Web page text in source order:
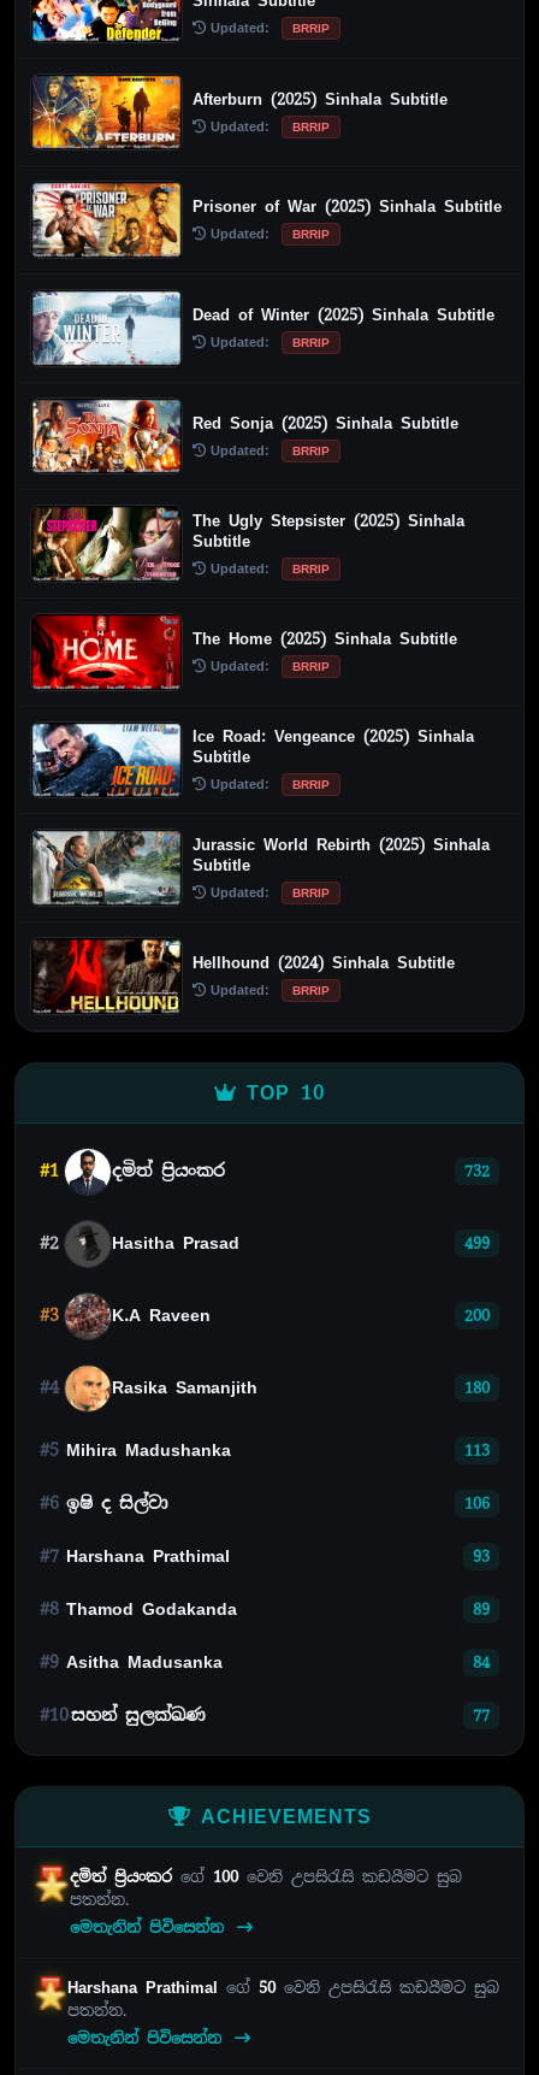
Updated: BRRIP
Afterburn (2025) Sinhala Subtitle
Updated: BRRIP
Prisoner of War (2025) Sinhala Subtitle
Updated: BRRIP
Dead of Winter (2025) Sinhala Subtitle
Updated: BRRIP
Red Sonja (2025) Sinhala Subtitle
Updated: BRRIP
The Ugly Stepsister (2025) Sinhala
Subtitle
Updated: BRRIP
The Home (2025) Sinhala Subtitle
Updated: BRRIP
Ice Road: Vengeance (2025) Sinhala
Subtitle
Updated: BRRIP
Jurassic World Rebirth (2025) Sinhala
Subtitle
Updated: BRRIP
Hellhound (2024) Sinhala Subtitle
Updated: BRRIP
TOP 10
#1 දමිත් ප්‍රියංකර 732
#2 Hasitha Prasad 499
#3 K.A Raveen 200
#4 Rasika Samanjith 180
#5 Mihira Madushanka 113
#6 ඉෂි ද සිල්වා 106
#7 Harshana Prathimal 93
#8 Thamod Godakanda 89
#9 Asitha Madusanka 84
#10සහන් සුලක්ඛණ 77
ACHIEVEMENTS
දමිත් ප්‍රියංකරගේ 100වෙනි උපසිරැසි කඩයීමට සුබ
පතන්න.
මෙතැනින් පිවිසෙන්න
Harshana Prathimal ගේ 50වෙනි උපසිරැසි කඩයීමට සුබ
පතන්න.
මෙතැනින් පිවිසෙන්න